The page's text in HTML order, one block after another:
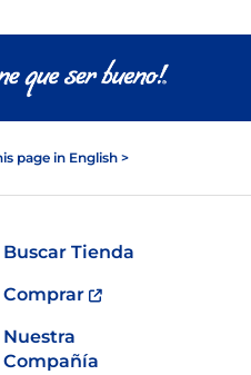
page in English >
Buscar Tienda
Comprar
Nuestra
Compañía